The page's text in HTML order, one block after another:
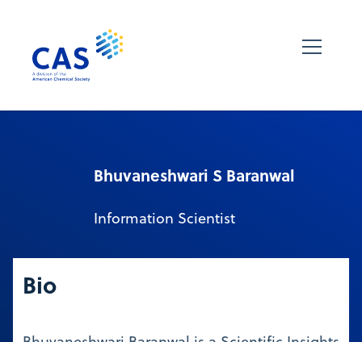
Bhuvaneshwari S Baranwal
Information Scientist
Bio